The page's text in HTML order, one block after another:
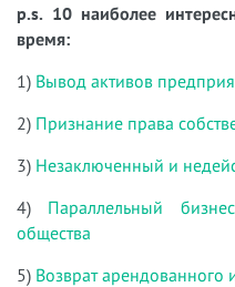
p.s. 10 наиболее
время:
1) Вывод активов
2) Признание права
3) Незаключенный и
4) Параллельный
общества
5) Возврат арендованного